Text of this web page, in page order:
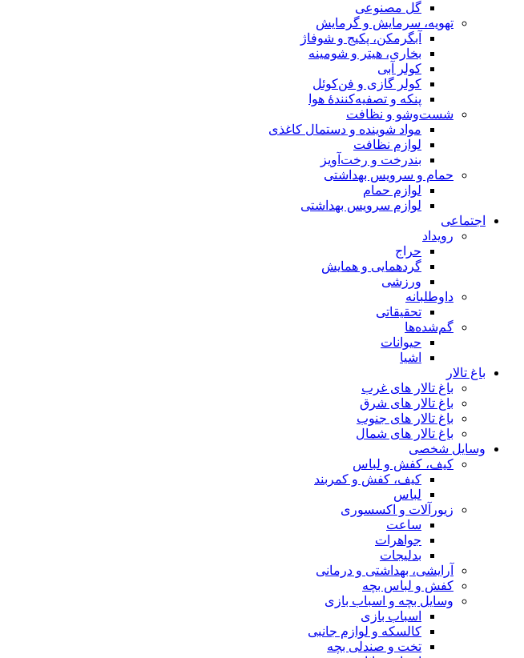
گل مصنوعی
تهویه، سرمایش و گرمایش
آبگرمکن، پکیج و شوفاژ
بخاری، هیتر و شومینه
کولر آبی
کولر گازی و فن‌کوئل
پنکه و تصفیه‌کنندهٔ هوا
شست‌وشو و نظافت
مواد شوینده و دستمال کاغذی
لوازم نظافت
بندرخت و رخت‌آویز
حمام و سرویس بهداشتی
لوازم حمام
لوازم سرویس بهداشتی
اجتماعی
رویداد
حراج
گردهمایی و همایش
ورزشی
داوطلبانه
تحقیقاتی
گم‌شده‌ها
حیوانات
اشیا
باغ تالار
باغ تالار های غرب
باغ تالار های شرق
باغ تالار های جنوب
باغ تالار های شمال
وسایل شخصی
کیف، کفش و لباس
کیف، کفش و کمربند
لباس
زیورآلات و اکسسوری
ساعت
جواهرات
بدلیجات
آرایشی، بهداشتی و درمانی
کفش و لباس بچه
وسایل بچه و اسباب بازی
اسباب بازی
کالسکه و لوازم جانبی
تخت و صندلی بچه